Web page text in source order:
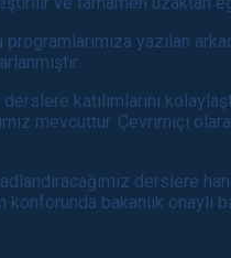
yazılan
katılımlarını
mevcuttur. Çevrimiçi
derslere
bakanlık onaylı